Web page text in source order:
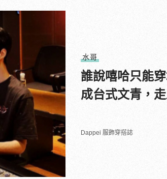
水哥
誰說嘻哈只能
成台式文青，
Dappei 服飾穿搭誌